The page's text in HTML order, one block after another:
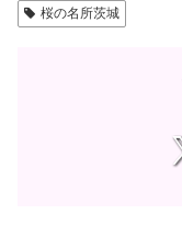
桜の名所茨城